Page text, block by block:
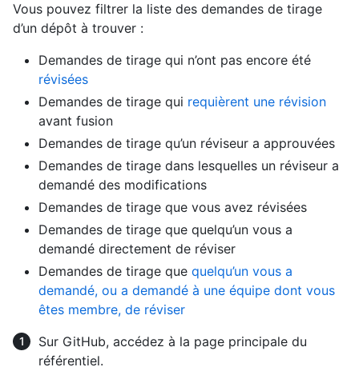
Vous pouvez filtrer la liste des demandes de tirage
d’un dépôt à trouver :
Demandes de tirage qui n’ont pas encore été
révisées
Demandes de tirage qui requièrent une révision
avant fusion
Demandes de tirage qu’un réviseur a approuvées
Demandes de tirage dans lesquelles un réviseur a
demandé des modifications
Demandes de tirage que vous avez révisées
Demandes de tirage que quelqu’un vous a
demandé directement de réviser
Demandes de tirage que quelqu’un vous a
demandé, ou a demandé à une équipe dont vous
êtes membre, de réviser
Sur GitHub, accédez à la page principale du
référentiel.